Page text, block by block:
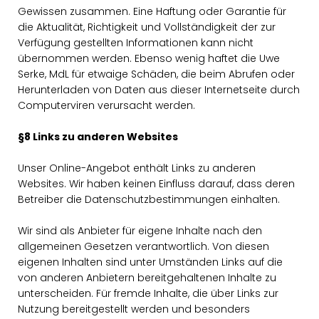
Gewissen zusammen. Eine Haftung oder Garantie für
die Aktualität, Richtigkeit und Vollständigkeit der zur
Verfügung gestellten Informationen kann nicht
übernommen werden. Ebenso wenig haftet die Uwe
Serke, MdL für etwaige Schäden, die beim Abrufen oder
Herunterladen von Daten aus dieser Internetseite durch
Computerviren verursacht werden.
§8 Links zu anderen Websites
Unser Online-Angebot enthält Links zu anderen
Websites. Wir haben keinen Einfluss darauf, dass deren
Betreiber die Datenschutzbestimmungen einhalten.
Wir sind als Anbieter für eigene Inhalte nach den
allgemeinen Gesetzen verantwortlich. Von diesen
eigenen Inhalten sind unter Umständen Links auf die
von anderen Anbietern bereitgehaltenen Inhalte zu
unterscheiden. Für fremde Inhalte, die über Links zur
Nutzung bereitgestellt werden und besonders